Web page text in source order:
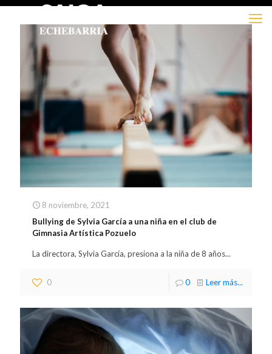
8 noviembre, 2021
Bullying de Sylvia García a una niña en el club de
Gimnasia Artística Pozuelo
La directora, Sylvia García, presiona a la niña de 8 años...
0 0 Leer más...